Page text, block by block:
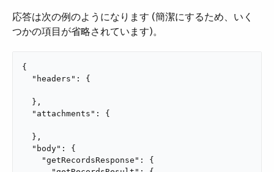
応答は次の例のようになります (簡潔にするため、いく
つかの項目が省略されています)。
{
  "headers": {
  },
  "attachments": {
  },
  "body": {
    "getRecordsResponse": {